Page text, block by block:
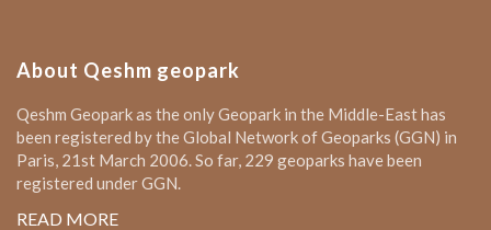
About Qeshm geopark
Qeshm Geopark as the only Geopark in the Middle-East has
been registered by the Global Network of Geoparks (GGN) in
Paris, 21st March 2006. So far, 229 geoparks have been
registered under GGN.
READ MORE